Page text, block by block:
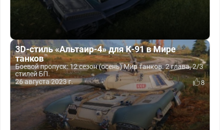
3D-стиль «Альтаир-4» для К-91 в Мире
танков
Боевой пропуск: 12 сезон (осень) Мир танков. 2 глава, 2/3
стилей БП.
26 августа 2023 г.
8